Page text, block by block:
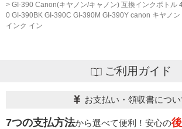
GI-390 Canon(キヤノン/キャノン) 互換インクボトル
0 GI-390BK GI-390C GI-390M GI-390Y canon キヤノ
インク イン
ご利用ガイド
お支払い・領収書につい
7つの支払方法から選べて便利！安心の